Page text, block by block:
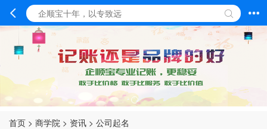
首页 > 商学院 > 资讯 > 公司起名